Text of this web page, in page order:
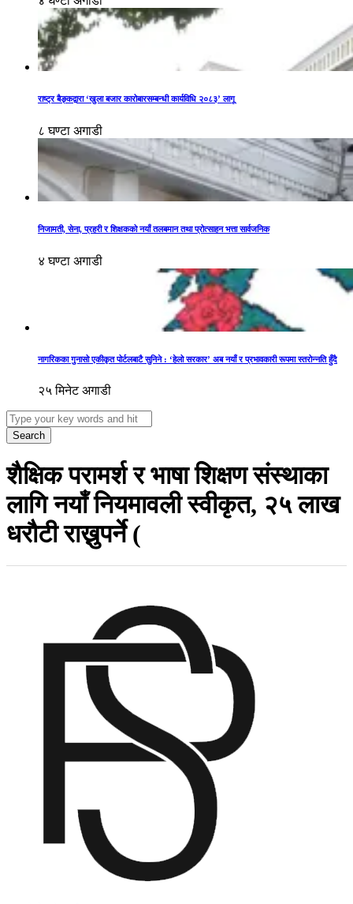
राष्ट्र बैङ्कद्वारा ‘खुला बजार कारोबारसम्बन्धी कार्यविधि २०८३’ लागू
८ घण्टा अगाडी
निजामती, सेना, प्रहरी र शिक्षकको नयाँ तलबमान तथा प्रोत्साहन भत्ता सार्वजनिक
४ घण्टा अगाडी
नागरिकका गुनासो एकीकृत पोर्टलबाटै सुनिने : ‘हेलो सरकार’ अब नयाँ र प्रभावकारी रूपमा स्तरोन्नति हुँदै
२५ मिनेट अगाडी
Search
शैक्षिक परामर्श र भाषा शिक्षण संस्थाका
लागि नयाँ नियमावली स्वीकृत, २५ लाख
धरौटी राख्नुपर्ने (